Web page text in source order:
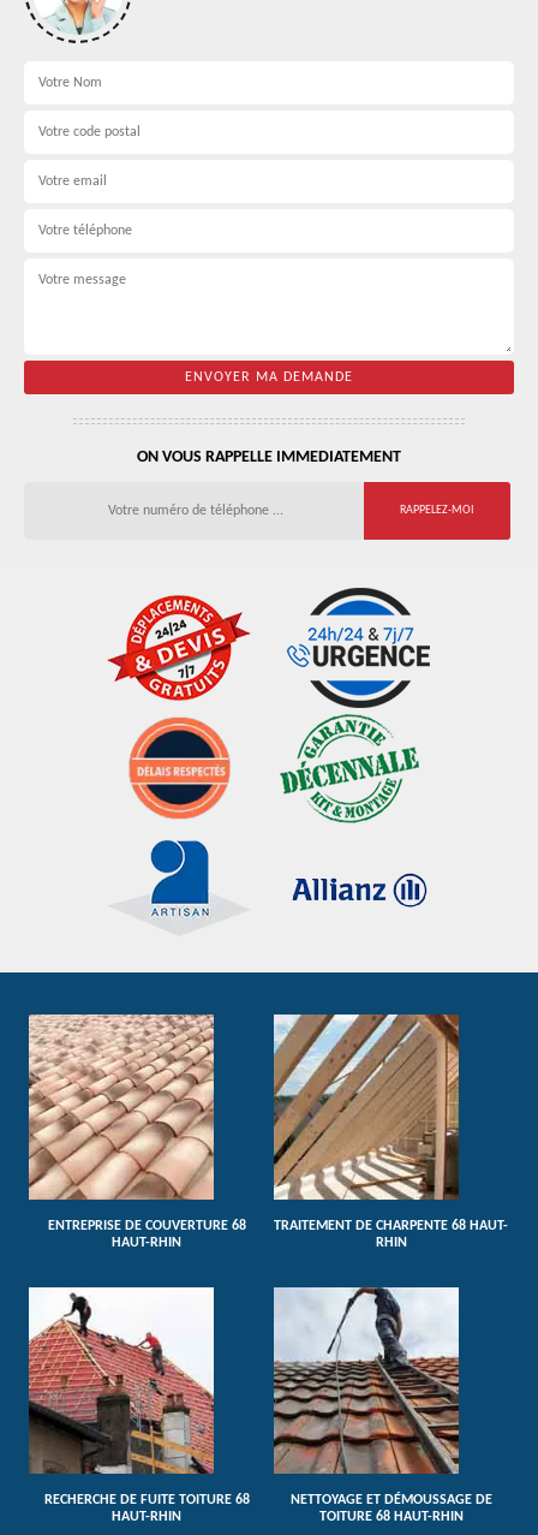
ON VOUS RAPPELLE IMMEDIATEMENT
ENTREPRISE DE COUVERTURE 68
HAUT-RHIN
TRAITEMENT DE CHARPENTE 68 HAUT-
RHIN
RECHERCHE DE FUITE TOITURE 68
HAUT-RHIN
NETTOYAGE ET DÉMOUSSAGE DE
TOITURE 68 HAUT-RHIN